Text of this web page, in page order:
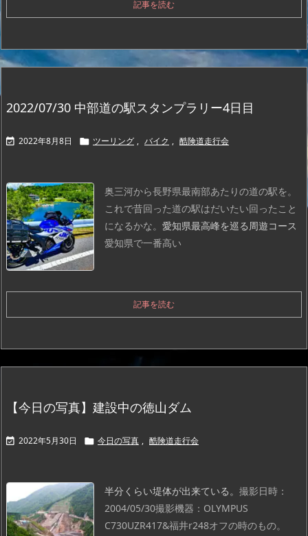
記事を読む
2022/07/30 中部道の駅スタンプラリー4日目
 2022年8月8日  ツーリング , バイク , 酷険道走行会
奥三河から長野県最南部あたりの道の駅を。
これで昔回った道の駅はだいたい回ったこと
になるかな。 愛知県最高峰を巡る周遊コース
愛知県で一番高い
記事を読む
【今日の写真】建設中の徳山ダム
 2022年5月30日  今日の写真 , 酷険道走行会
半分くらい堤体が出来ている。 撮影日時：
2004/05/30撮影機器：OLYMPUS
C730UZR417&福井r248オフの時のもの。